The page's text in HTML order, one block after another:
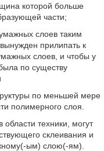
которой больше
части;
слоев таким
прилипать к
слоев, и чтобы у
по существу
по меньшей мере
полимерного слоя.
техники, могут
склеивания и
ым) слою(-ям).